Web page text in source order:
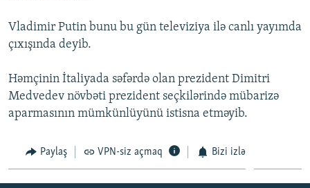
VIDEO
İNFOQRAFIKA
RADIO ARXIV
AZƏRBAYCAN ƏDƏBIYYATI KITABXANASI
İSLAM VƏ DEMOKRATIYA
HAQQIMIZDA
MISSIYAMIZ
PEŞƏ ETIKASI VƏ JURNALISTIKA STANDARTLARIMIZ
AZADLIQRADIOSU MOBIL TELEFONUNUZDA
BIZI IZLƏ
RFE/RL-in bütün saytları
Vladimir Putin bunu bu gün televiziya ilə canlı yayımda
çıxışında deyib.
Həmçinin İtaliyada səfərdə olan prezident Dimitri
Medvedev növbəti prezident seçkilərində mübarizə
aparmasının mümkünlüyünü istisna etməyib.
Paylaş VPN-siz açmaq Bizi izlə